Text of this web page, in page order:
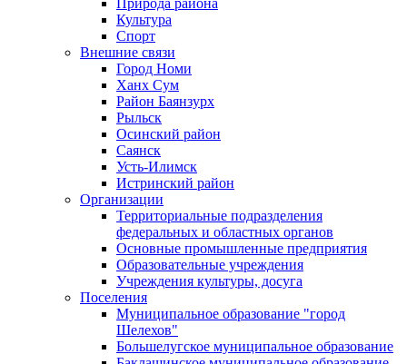
Культура
Спорт
Внешние связи
Город Номи
Ханх Сум
Район Баянзурх
Рыльск
Осинский район
Саянск
Усть-Илимск
Истринский район
Организации
Территориальные подразделения
федеральных и областных органов
Основные промышленные предприятия
Образовательные учреждения
Учреждения культуры, досуга
Поселения
Муниципальное образование "город
Шелехов"
Большелугское муниципальное образование